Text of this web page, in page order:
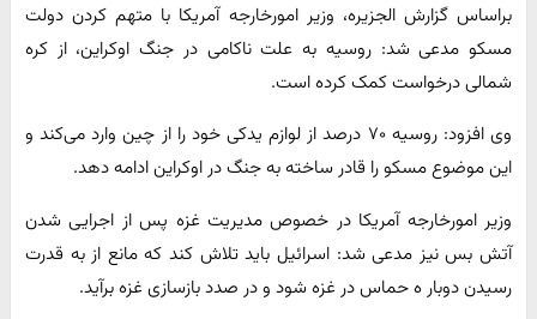
براساس گزارش الجزیره، وزیر امورخارجه آمریکا با متهم کردن دولت
مسکو مدعی شد: روسیه به علت ناکامی در جنگ اوکراین، از کره
شمالی درخواست کمک کرده است.
وی افزود: روسیه ۷۰ درصد از لوازم یدکی خود را از چین وارد می‌کند و
این موضوع مسکو را قادر ساخته به جنگ در اوکراین ادامه دهد.
وزیر امورخارجه آمریکا در خصوص مدیریت غزه پس از اجرایی شدن
آتش بس نیز مدعی شد: اسرائیل باید تلاش کند که مانع از به قدرت
رسیدن دوبار ه حماس در غزه شود و در صدد بازسازی غزه برآید.